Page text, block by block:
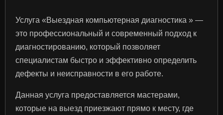
Услуга «Выездная компьютерная диагностика » —
это профессиональный и современный подход к
диагностированию, который позволяет
специалистам быстро и эффективно определить
дефекты и неисправности в его работе.
Данная услуга предоставляется мастерами,
которые на выезд приезжают прямо к месту, где